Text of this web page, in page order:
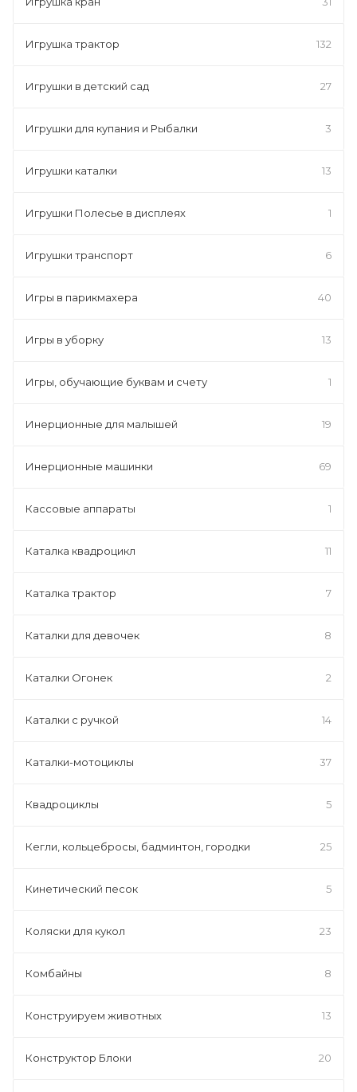
Игрушка трактор 132
Игрушки в детский сад 27
Игрушки для купания и Рыбалки 3
Игрушки каталки 13
Игрушки Полесье в дисплеях 1
Игрушки транспорт 6
Игры в парикмахера 40
Игры в уборку 13
Игры, обучающие буквам и счету 1
Инерционные для малышей 19
Инерционные машинки 69
Кассовые аппараты 1
Каталка квадроцикл 11
Каталка трактор 7
Каталки для девочек 8
Каталки Огонек 2
Каталки с ручкой 14
Каталки-мотоциклы 37
Квадроциклы 5
Кегли, кольцебросы, бадминтон, городки 25
Кинетический песок 5
Коляски для кукол 23
Комбайны 8
Конструируем животных 13
Конструктор Блоки 20